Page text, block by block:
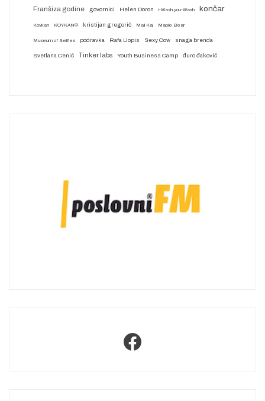
Franšiza godine govornici Helen Doron i-Wash you-Wash končar
Koykan KOYKAN® kristijan gregorić Mali Kaj Maple Bear
Museum of Selfies podravka Rafa Llopis Sexy Cow snaga brenda
Svetlana Cenić Tinker labs Youth Business Camp đuro đaković